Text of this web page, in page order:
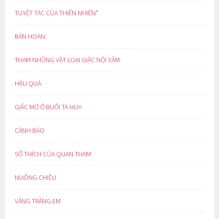
TUYỆT TÁC CỦA THIÊN NHIÊN*
BÀN HOÀN
THAM NHŨNG VẶT LOẠI GIẶC NỘI XÂM
HẬU QUẢ
GIẤC MƠ Ở BUỔI TÀ HUY
CẢNH BÁO
SỞ THÍCH CỦA QUAN THAM
NUÔNG CHIỀU
VẦNG TRĂNG EM